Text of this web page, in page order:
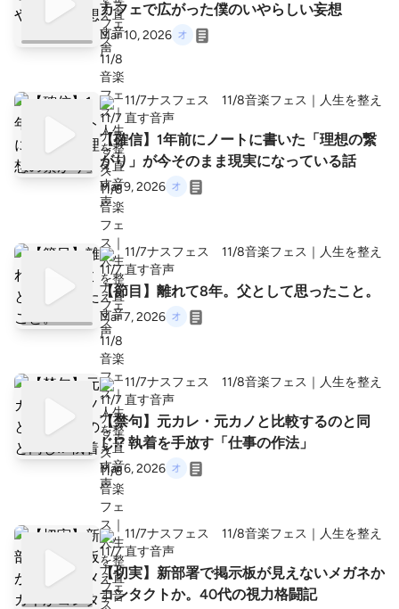
カフェで広がった僕のいやらしい妄想
Mar 10, 2026
11/7ナスフェス 11/8音楽フェス｜人生を整え
直す音声
【確信】1年前にノートに書いた「理想の繋
がり」が今そのまま現実になっている話
Mar 9, 2026
11/7ナスフェス 11/8音楽フェス｜人生を整え
直す音声
【節目】離れて8年。父として思ったこと。
Mar 7, 2026
11/7ナスフェス 11/8音楽フェス｜人生を整え
直す音声
【禁句】元カレ・元カノと比較するのと同
じ⁉️ 執着を手放す「仕事の作法」
Mar 6, 2026
11/7ナスフェス 11/8音楽フェス｜人生を整え
直す音声
【切実】新部署で掲示板が見えないメガネか
コンタクトか。40代の視力格闘記